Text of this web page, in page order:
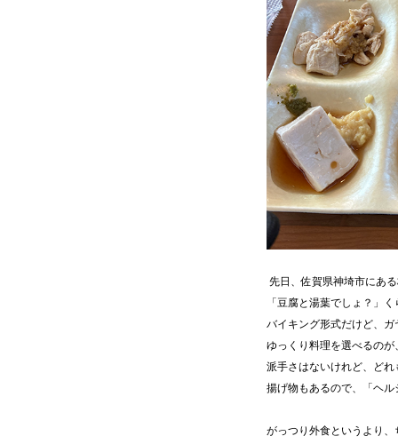
先日、佐賀県神埼市にあ
「豆腐と湯葉でしょ？」
バイキング形式だけど、
ゆっくり料理を選べるの
派手さはないけれど、ど
揚げ物もあるので、「ヘ
がっつり外食というより